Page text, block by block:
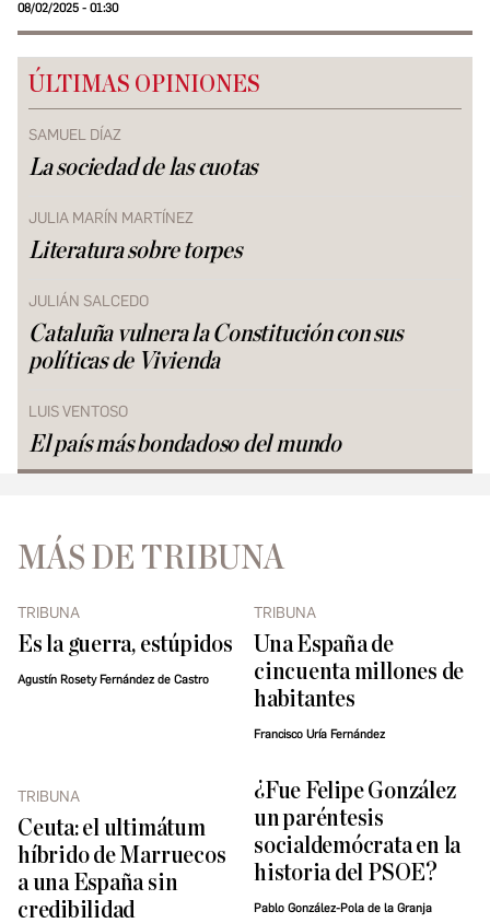
08/02/2025 - 01:30
ÚLTIMAS OPINIONES
SAMUEL DÍAZ
La sociedad de las cuotas
JULIA MARÍN MARTÍNEZ
Literatura sobre torpes
JULIÁN SALCEDO
Cataluña vulnera la Constitución con sus
políticas de Vivienda
LUIS VENTOSO
El país más bondadoso del mundo
MÁS DE TRIBUNA
TRIBUNA
Es la guerra, estúpidos
Agustín Rosety Fernández de Castro
TRIBUNA
Una España de
cincuenta millones de
habitantes
Francisco Uría Fernández
TRIBUNA
Ceuta: el ultimátum
híbrido de Marruecos
a una España sin
credibilidad
¿Fue Felipe González
un paréntesis
socialdemócrata en la
historia del PSOE?
Pablo González-Pola de la Granja